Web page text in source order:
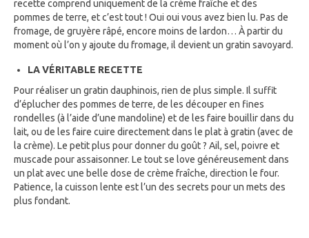
recette comprend uniquement de la crème fraîche et des
pommes de terre, et c’est tout ! Oui oui vous avez bien lu. Pas de
fromage, de gruyère râpé, encore moins de lardon… À partir du
moment où l’on y ajoute du fromage, il devient un gratin savoyard.
LA VÉRITABLE RECETTE
Pour réaliser un gratin dauphinois, rien de plus simple. Il suffit
d’éplucher des pommes de terre, de les découper en fines
rondelles (à l’aide d’une mandoline) et de les faire bouillir dans du
lait, ou de les faire cuire directement dans le plat à gratin (avec de
la crème). Le petit plus pour donner du goût ? Ail, sel, poivre et
muscade pour assaisonner. Le tout se love généreusement dans
un plat avec une belle dose de crème fraîche, direction le four.
Patience, la cuisson lente est l’un des secrets pour un mets des
plus fondant.